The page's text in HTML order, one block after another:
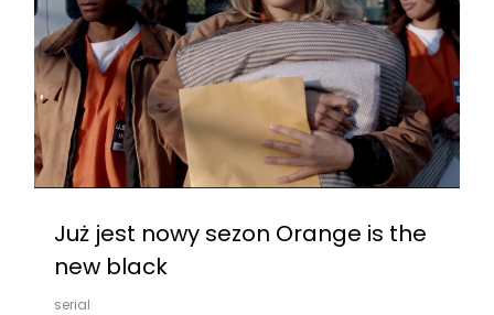
Już jest nowy sezon Orange is the
new black
serial